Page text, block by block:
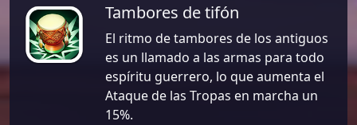
Tambores de tifón
El ritmo de tambores de los antiguos
es un llamado a las armas para todo
espíritu guerrero, lo que aumenta el
Ataque de las Tropas en marcha un
15%.